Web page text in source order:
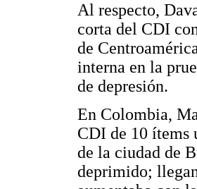
Al respecto,
corta del CDI
de
interna en la
de depresión.
En Colombia,
CDI de 10 ítems
de la ciudad de
deprimido;